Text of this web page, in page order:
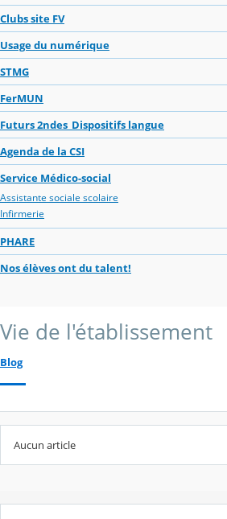
Clubs site FV
Usage du numérique
STMG
FerMUN
Futurs 2ndes_Dispositifs langue
Agenda de la CSI
Service Médico-social
Assistante sociale scolaire
Infirmerie
PHARE
Nos élèves ont du talent!
Vie de l'établissement
Blog
Aucun article